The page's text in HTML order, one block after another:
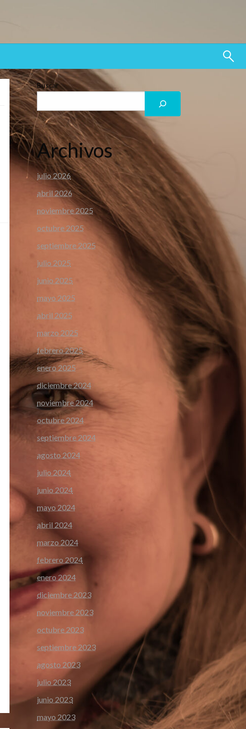
Buscar
Archivos
julio 2026
abril 2026
noviembre 2025
octubre 2025
septiembre 2025
julio 2025
junio 2025
mayo 2025
abril 2025
marzo 2025
febrero 2025
enero 2025
diciembre 2024
noviembre 2024
octubre 2024
septiembre 2024
agosto 2024
julio 2024
junio 2024
mayo 2024
abril 2024
marzo 2024
febrero 2024
enero 2024
diciembre 2023
noviembre 2023
octubre 2023
septiembre 2023
agosto 2023
julio 2023
junio 2023
mayo 2023